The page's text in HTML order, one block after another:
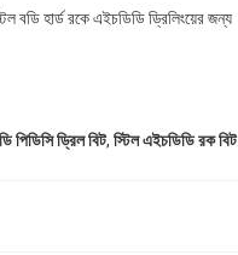
হার্ড রকে এইচডিডি ড্রিলিংয়ের জন্য
পিডিসি ড্রিল বিট, স্টিল এইচডিডি রক বিট